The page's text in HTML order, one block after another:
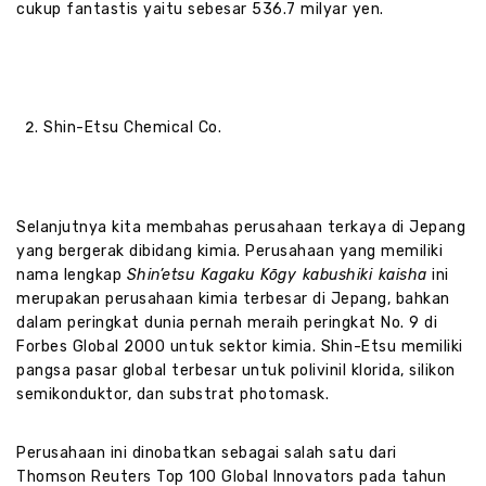
cukup fantastis yaitu sebesar 536.7 milyar yen.
Shin-Etsu Chemical Co.
Selanjutnya kita membahas perusahaan terkaya di Jepang
yang bergerak dibidang kimia. Perusahaan yang memiliki
nama lengkap Shin’etsu Kagaku Kōgy kabushiki kaisha ini
merupakan perusahaan kimia terbesar di Jepang, bahkan
dalam peringkat dunia pernah meraih peringkat No. 9 di
Forbes Global 2000 untuk sektor kimia. Shin-Etsu memiliki
pangsa pasar global terbesar untuk polivinil klorida, silikon
semikonduktor, dan substrat photomask.
Perusahaan ini dinobatkan sebagai salah satu dari
Thomson Reuters Top 100 Global Innovators pada tahun